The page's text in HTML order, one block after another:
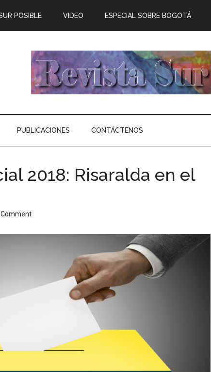
POSIBLE VIDEO ESPECIAL SOBRE BOGOTÁ
PUBLICACIONES CONTÁCTENOS
2018: Risaralda en el
Comment